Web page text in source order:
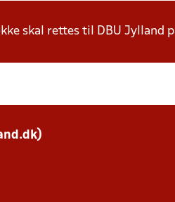
skal rettes til DBU Jylland